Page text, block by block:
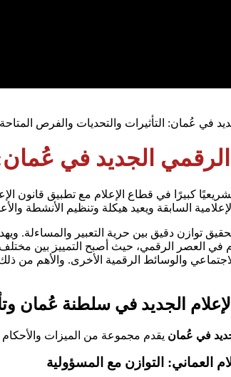
الرقمي الجديد في
كبيرًا في قطاع الإعلام مع تطبيق قانون
السابقة ويعيد هيكلة وتنظيم الأنشطة
توازن دقيق بين حرية التعبير والمساءلة.
في العصر الرقمي، حيث أصبح التمييز بين مختلف
والوسائط الرقمية الأخرى. والأهم من
الجديد في سلطنة عُمان
في عُمان يقدم مجموعة من الميزات